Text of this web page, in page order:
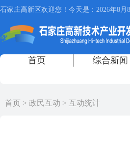
首页 > 政民互动 > 互动统计